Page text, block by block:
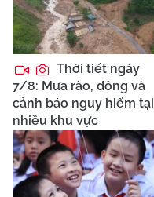
Thời tiết ngày
7/8: Mưa rào, dông và
cảnh báo nguy hiểm tại
nhiều khu vực